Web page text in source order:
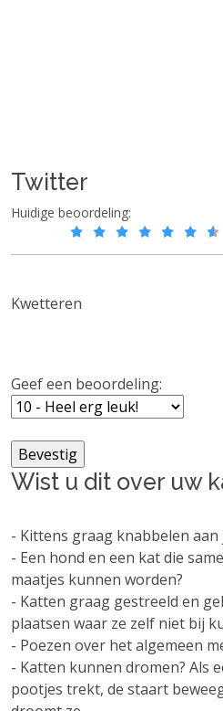
Twitter
Huidige beoordeling:
Kwetteren
Geef een beoordeling:
Wist u dit over uw
- Kittens graag knabbelen aan
- Een hond en een kat die
maatjes kunnen worden?
- Katten graag gestreeld en
plaatsen waar ze zelf niet bij
- Poezen over het algemeen
- Katten kunnen dromen? Als
pootjes trekt, de staart